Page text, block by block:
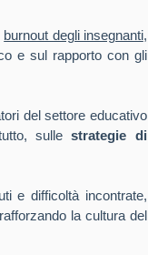
burnout degli insegnanti,
e sul rapporto con gli
del settore educativo
sullestrategie di
e difficoltà incontrate,
la cultura del